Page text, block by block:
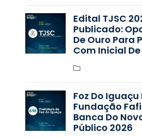
Edital TJSC
Publicado:
De Ouro Para
Com Inicial De
Foz Do Iguaçu
Fundação
Banca Do
Público 2026